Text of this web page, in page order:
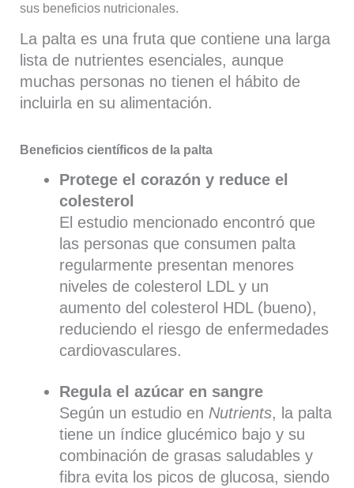
sus beneficios nutricionales.
La palta es una fruta que contiene una larga
lista de nutrientes esenciales, aunque
muchas personas no tienen el hábito de
incluirla en su alimentación.
Beneficios científicos de la palta
Protege el corazón y reduce el
colesterol
El estudio mencionado encontró que
las personas que consumen palta
regularmente presentan menores
niveles de colesterol LDL y un
aumento del colesterol HDL (bueno),
reduciendo el riesgo de enfermedades
cardiovasculares.
Regula el azúcar en sangre
Según un estudio en Nutrients, la palta
tiene un índice glucémico bajo y su
combinación de grasas saludables y
fibra evita los picos de glucosa, siendo